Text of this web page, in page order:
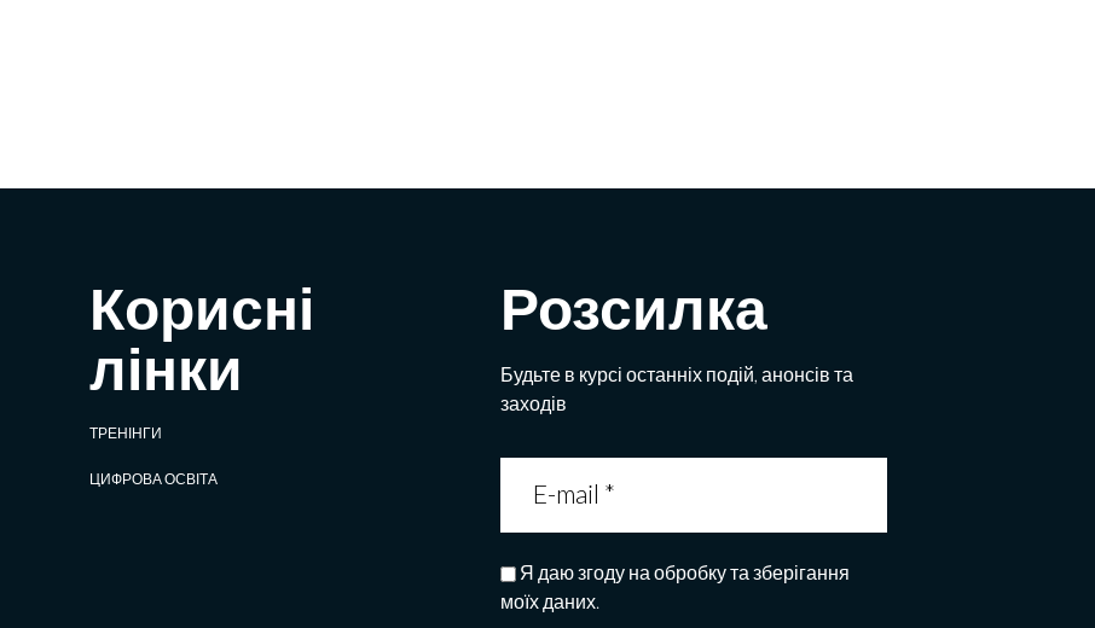
Корисні
лінки
ТРЕНІНГИ
ЦИФРОВА ОСВІТА
Розсилка
Будьте в курсі останніх подій, анонсів та
заходів
Я даю згоду на обробку та зберігання
моїх даних.